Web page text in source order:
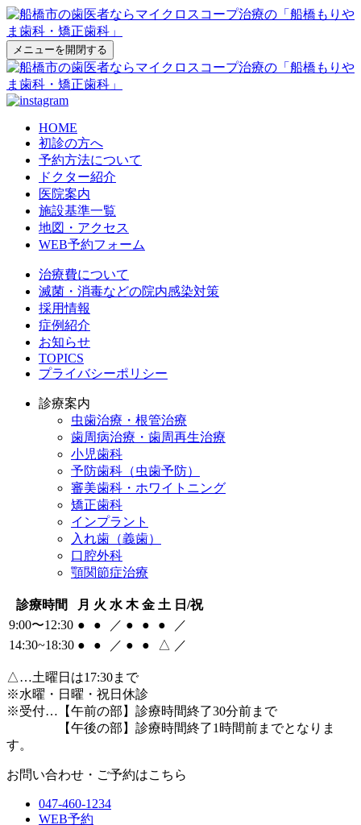
メニューを開閉する
HOME
初診の方へ
予約方法について
ドクター紹介
医院案内
施設基準一覧
地図・アクセス
WEB予約フォーム
治療費について
滅菌・消毒などの院内感染対策
採用情報
症例紹介
お知らせ
TOPICS
プライバシーポリシー
診療案内
虫歯治療・根管治療
歯周病治療・歯周再生治療
小児歯科
予防歯科（虫歯予防）
審美歯科・ホワイトニング
矯正歯科
インプラント
入れ歯（義歯）
口腔外科
顎関節症治療
診療時間 月 火 水 木 金 土 日/祝
9:00〜12:30 ● ● ／ ● ● ●
／
14:30~18:30 ● ● ／ ● ● △ ／
△…土曜日は17:30まで
※水曜・日曜・祝日休診
※受付…【午前の部】診療時間終了30分前まで
【午後の部】診療時間終了1時間前までとなりま
す。
お問い合わせ・ご予約はこちら
047-460-1234
WEB予約